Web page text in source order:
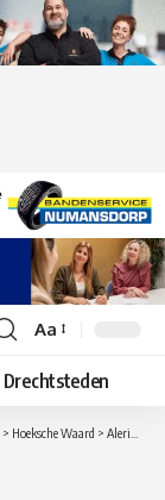
Lettergrootte
aanpassen
Aa
Drechtsteden
> Hoeksche Waard > Alerimus, Cavent en Heemzicht ondertekenen intentieovereenkomst voor samenwerking ondersteunende diensten